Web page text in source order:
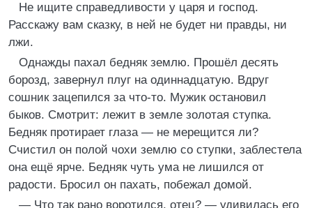
Не ищите справедливости у царя и господ.
Расскажу вам сказку, в ней не будет ни правды, ни
лжи.
Однажды пахал бедняк землю. Прошёл десять
борозд, завернул плуг на одиннадцатую. Вдруг
сошник зацепился за что-то. Мужик остановил
быков. Смотрит: лежит в земле золотая ступка.
Бедняк протирает глаза — не мерещится ли?
Счистил он полой чохи землю со ступки, заблестела
она ещё ярче. Бедняк чуть ума не лишился от
радости. Бросил он пахать, побежал домой.
— Что так рано воротился, отец? — удивилась его